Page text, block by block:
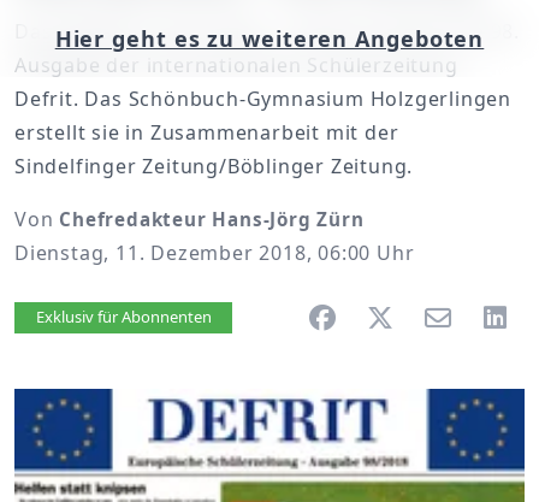
Das Jubiläum rückt näher – heute erscheint die 98.
Ausgabe der internationalen Schülerzeitung
Defrit. Das Schönbuch-Gymnasium Holzgerlingen
erstellt sie in Zusammenarbeit mit der
Sindelfinger Zeitung/Böblinger Zeitung.
Von Chefredakteur Hans-Jörg Zürn
Dienstag, 11. Dezember 2018, 06:00 Uhr
Artikel vorlesen
Exklusiv für Abonnenten
Hier geht es zu weiteren Angeboten